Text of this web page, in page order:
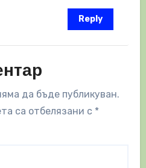
Reply
да бъде публикуван.
са отбелязани с *